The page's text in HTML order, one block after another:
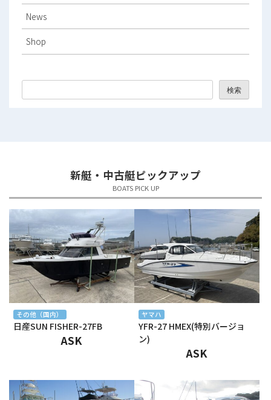
2025年12月
2025年11月
2025年10月
2025年9月
2025年4月
2025年3月
2025年2月
2025年1月
2024年12月
2024年11月
2024年9月
News
Shop
検索
新艇・中古艇ピックアップ
BOATS PICK UP
その他（国内）
日産SUN FISHER-27FB
ASK
ヤマハ
YFR-27 HMEX(特別バージョ
ン)
ASK